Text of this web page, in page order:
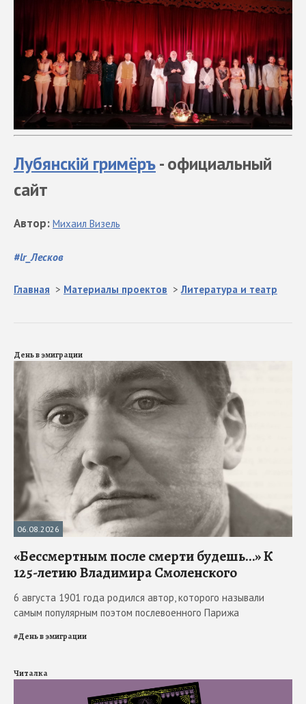
Лубянскiй гримёръ- официальный
сайт
#lr_Лесков
Автор: Михаил Визель
Главная > Материалы проектов >Литература и театр
День в эмиграции
06.08.2026
«Бессмертным после смерти будешь…» К
125-летию Владимира Смоленского
6 августа 1901 года родился автор, которого называли
самым популярным поэтом послевоенного Парижа
#День в эмиграции
Читалка